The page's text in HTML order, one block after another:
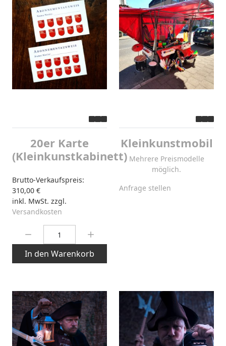
20er Karte
(Kleinkunstkabinett)
Brutto-Verkaufspreis:
310,00 €
inkl. MwSt. zzgl.
Versandkosten
In den Warenkorb
Kleinkunstmobil
Mehrere Preismodelle
möglich.
Anfrage stellen